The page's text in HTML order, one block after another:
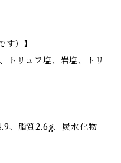
す）】
トリュフ塩、岩塩、トリ
、脂質2.6g、炭水化物